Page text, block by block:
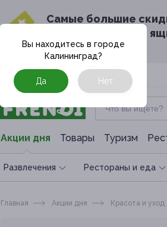
Cамые большие
в твоём почтовом
Москва
Акции дня Товары Туризм
Развлечения Рестораны и еда
Вы находитесь в городе
Калининград?
Да Нет
Главная Акции дня Красота и уход